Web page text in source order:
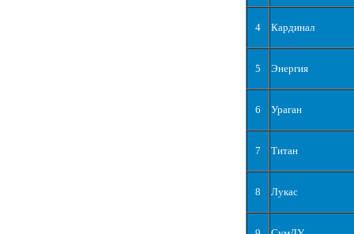
4 Кардинал
5 Энергия
6 Ураган
7 Титан
8 Лукас